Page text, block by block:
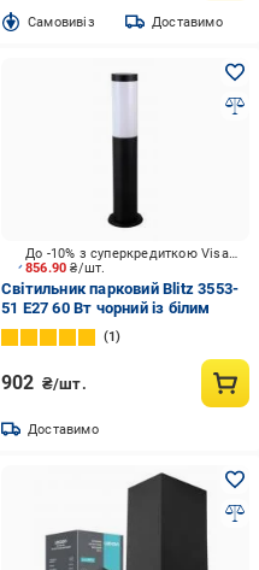
Cамовивіз Доставимо
856.90₴/шт.
До -10% з суперкредиткою Visa Вигода
Світильник парковий Blitz 3553-
51 E27 60 Вт чорний із білим
1
902 ₴/шт.
Доставимо